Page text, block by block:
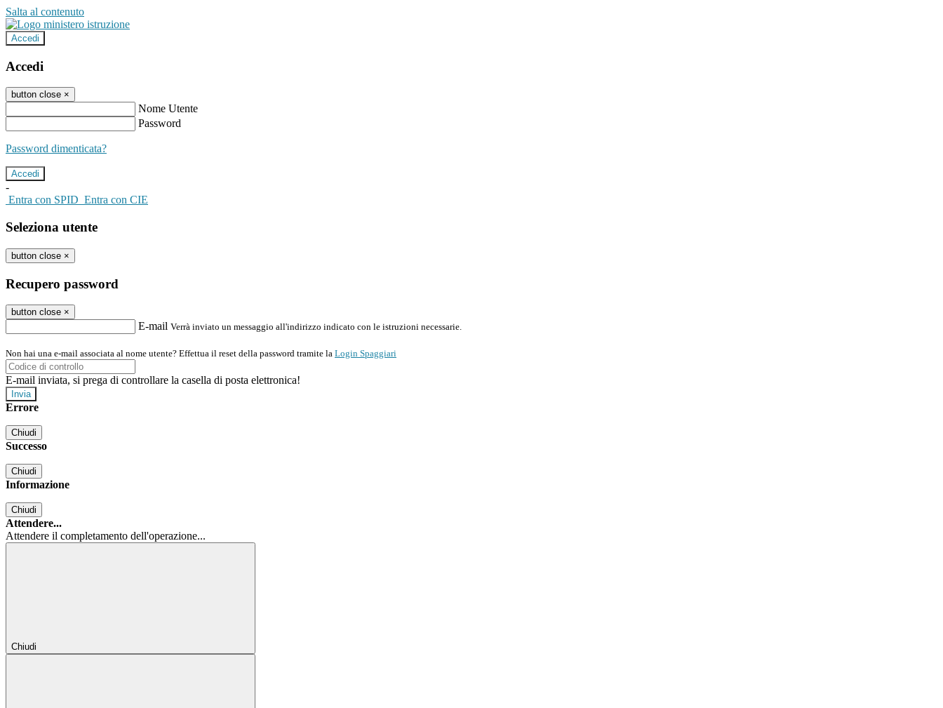
Salta al contenuto
Accedi
Accedi
button close ×
Nome Utente
Password
Password dimenticata?
-
Entra con SPID Entra con CIE
Seleziona utente
button close ×
Recupero password
button close ×
E-mail Verrà inviato un messaggio all'indirizzo indicato con le istruzioni necessarie.
Non hai una e-mail associata al nome utente? Effettua il reset della password tramite la Login Spaggiari
E-mail inviata, si prega di controllare la casella di posta elettronica!
Errore
Chiudi
Successo
Chiudi
Informazione
Chiudi
Attendere...
Attendere il completamento dell'operazione...
Chiudi